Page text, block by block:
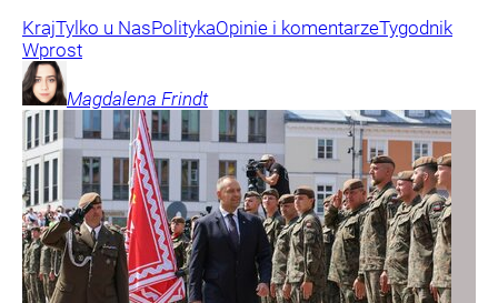
KrajTylko u NasPolitykaOpinie i komentarzeTygodnik
Wprost
Magdalena Frindt